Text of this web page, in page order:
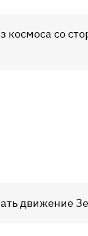
космоса со
движение